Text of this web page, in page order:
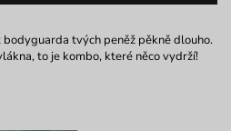
tvých peněž pěkně dlouho.
to je kombo, které něco vydrží!